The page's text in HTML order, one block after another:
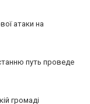
атаки на
путь проведе
громаді